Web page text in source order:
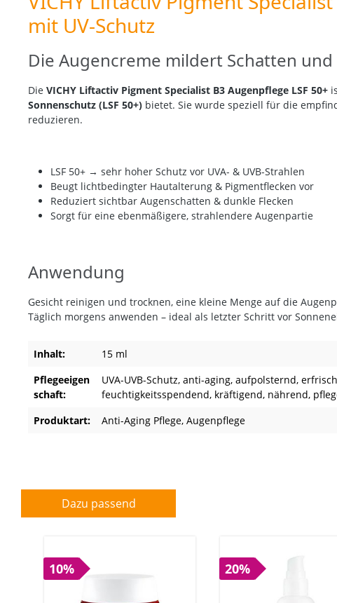
mit UV-Schutz
Die Augencreme mildert Schatten
Die VICHY Liftactiv Pigment Specialist B3 Augenpflege LSF 50+
Sonnenschutz (LSF 50+) bietet. Sie wurde speziell für die
reduzieren.
LSF 50+ → sehr hoher Schutz vor UVA- & UVB-Strahlen
Beugt lichtbedingter Hautalterung & Pigmentflecken vor
Reduziert sichtbar Augenschatten & dunkle Flecken
Sorgt für eine ebenmäßigere, strahlendere Augenpartie
Anwendung
Gesicht reinigen und trocknen, eine kleine Menge auf die
Täglich morgens anwenden – ideal als letzter Schritt vor
Inhalt:
15 ml
Pflegeeigen
schaft:
UVA-UVB-Schutz, anti-aging, aufpolsternd,
feuchtigkeitsspendend, kräftigend, nährend,
Produktart:
Anti-Aging Pflege, Augenpflege
Dazu passend
10% 20%